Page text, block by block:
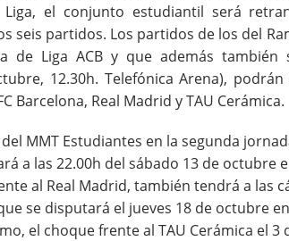
Liga, el conjunto estudiantil será
seis partidos. Los partidos de los del
de Liga ACB y que además
12.30h. Telefónica Arena),
Barcelona, Real Madrid y TAU Cerámica.
del MMT Estudiantes en la segunda
a las 22.00h del sábado 13 de octubre
al Real Madrid, también tendrá a las
se disputará el jueves 18 de octubre
el choque frente al TAU Cerámica el 3